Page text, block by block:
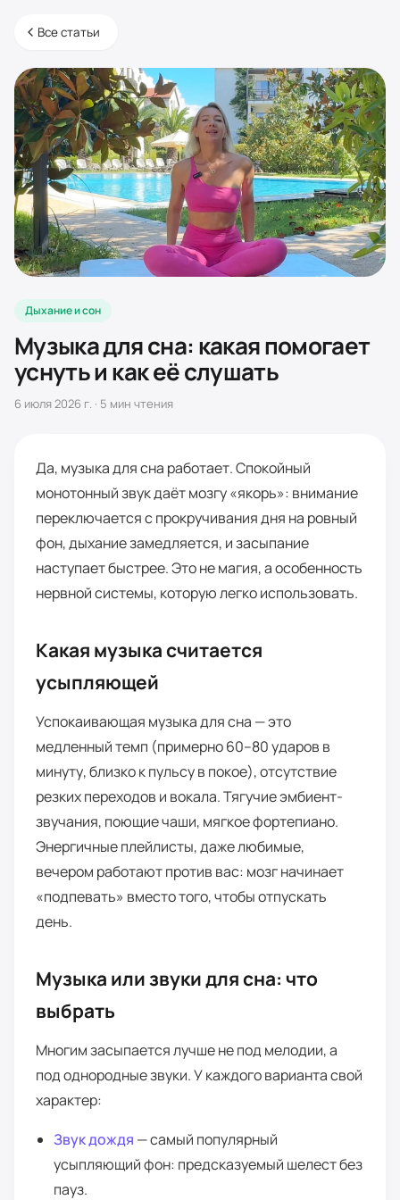
Все статьи
Дыхание и сон
Музыка для сна: какая помогает
уснуть и как её слушать
6 июля 2026 г. · 5 мин чтения
Да, музыка для сна работает. Спокойный
монотонный звук даёт мозгу «якорь»: внимание
переключается с прокручивания дня на ровный
фон, дыхание замедляется, и засыпание
наступает быстрее. Это не магия, а особенность
нервной системы, которую легко использовать.
Какая музыка считается
усыпляющей
Успокаивающая музыка для сна — это
медленный темп (примерно 60–80 ударов в
минуту, близко к пульсу в покое), отсутствие
резких переходов и вокала. Тягучие эмбиент-
звучания, поющие чаши, мягкое фортепиано.
Энергичные плейлисты, даже любимые,
вечером работают против вас: мозг начинает
«подпевать» вместо того, чтобы отпускать
день.
Музыка или звуки для сна: что
выбрать
Многим засыпается лучше не под мелодии, а
под однородные звуки. У каждого варианта свой
характер:
Звук дождя — самый популярный
усыпляющий фон: предсказуемый шелест без
пауз.